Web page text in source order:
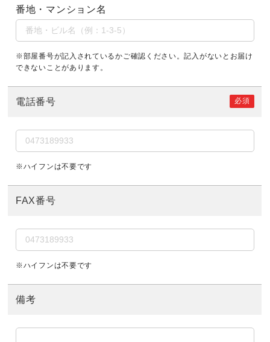
番地・マンション名
※部屋番号が記入されているかご確認ください。記入がないとお届け
できないことがあります。
電話番号 必須
※ハイフンは不要です
FAX番号
※ハイフンは不要です
備考